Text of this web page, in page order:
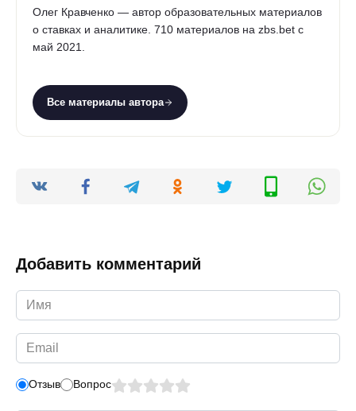
Олег Кравченко — автор образовательных материалов
о ставках и аналитике. 710 материалов на zbs.bet с
май 2021.
Все материалы автора
Добавить комментарий
Имя
*
Email
*
Отзыв Вопрос